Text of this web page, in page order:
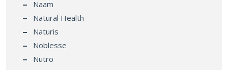
Natural Health
Naturis
Noblesse
Nutro
Oase